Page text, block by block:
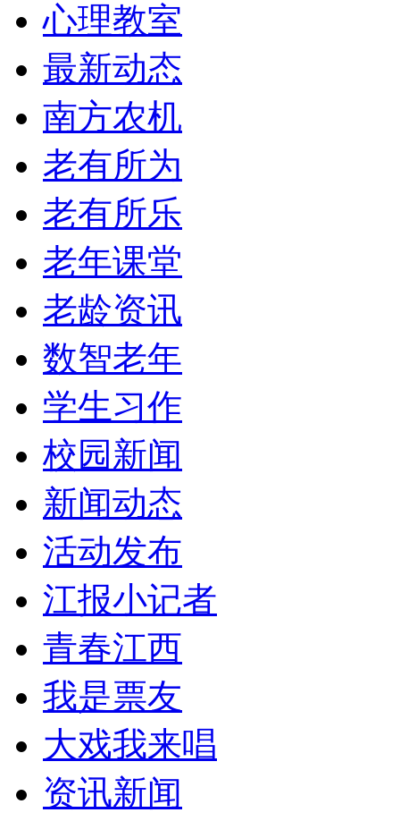
心理教室
最新动态
南方农机
老有所为
老有所乐
老年课堂
老龄资讯
数智老年
学生习作
校园新闻
新闻动态
活动发布
江报小记者
青春江西
我是票友
大戏我来唱
资讯新闻